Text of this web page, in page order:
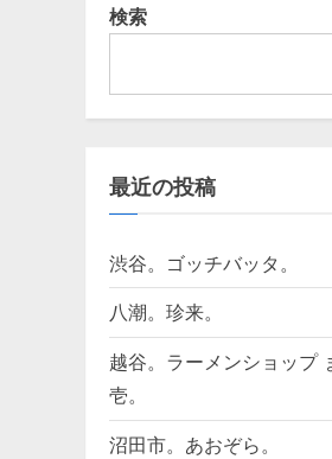
検索
最近の投稿
渋谷。ゴッチバッタ。
八潮。珍来。
越谷。ラーメンショップ
壱。
沼田市。あおぞら。